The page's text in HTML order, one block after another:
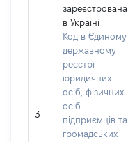
3
зареєстрована
в Україні
Код в Єдиному
державному
реєстрі
юридичних
осіб, фізичних
осіб –
підприємців та
громадських